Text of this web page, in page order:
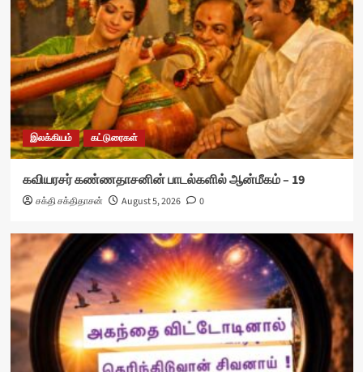
இலக்கியம் கட்டுரைகள்
கவியரசர் கண்ணதாசனின் பாடல்களில் ஆன்மீகம் – 19
சக்தி சக்திதாசன் August 5, 2026 0